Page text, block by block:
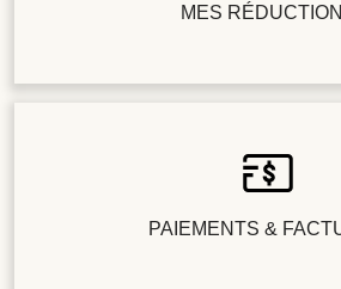
MES
PAIEMENTS &